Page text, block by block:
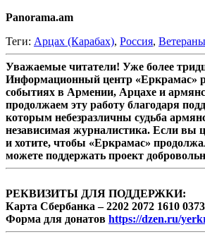
Panorama.am
Теги: Арцах (Карабах), Россия, Ветераны
Уважаемые читатели! Уже более
Информационный центр «Еркрамас»
событиях в Армении, Арцахе и
продолжаем эту работу благодаря
которым небезразличны судьба
независимая журналистика. Если вы
и хотите, чтобы «Еркрамас»
можете поддержать проект
РЕКВИЗИТЫ ДЛЯ ПОДДЕРЖКИ:
Карта Сбербанка – 2202 2072 1610 0373
Форма для донатов https://dzen.ru/